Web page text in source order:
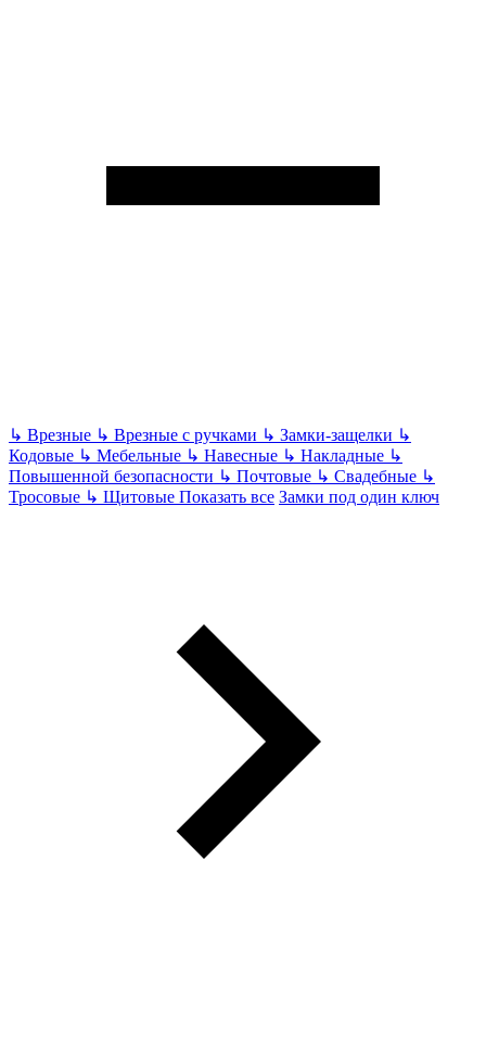
↳ Врезные ↳ Врезные с ручками ↳ Замки-защелки ↳
Кодовые ↳ Мебельные ↳ Навесные ↳ Накладные ↳
Повышенной безопасности ↳ Почтовые ↳ Свадебные ↳
Тросовые ↳ Щитовые Показать все Замки под один ключ